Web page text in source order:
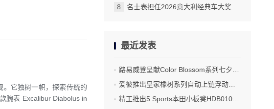
。它独树一帜，探索传统的
腕表 Excalibur Diabolus in
名士表担任2026意大利经典车大奖赛官方计时
最近发表
路易威登呈献Color Blossom系列七夕臻礼
爱彼推出皇家橡树系列自动上链浮动式陀飞轮“夜色蓝，云50”陶瓷腕表
精工推出5 Sports本田小板凳HDB010限量版腕表